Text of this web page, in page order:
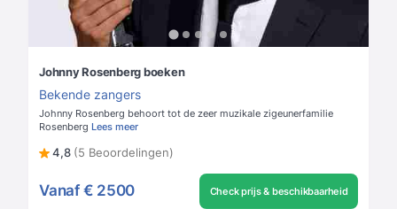
Johnny Rosenberg boeken
Bekende zangers
Johnny Rosenberg behoort tot de zeer muzikale zigeunerfamilie
Rosenberg Lees meer
4,8 (5 Beoordelingen)
Vanaf € 2500 Check prijs & beschikbaarheid